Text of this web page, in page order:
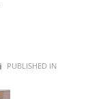
PUBLISHED IN